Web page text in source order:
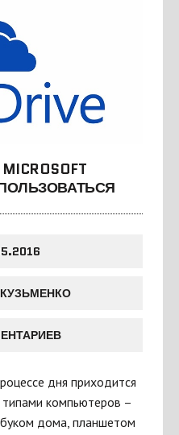
ПОЛЬЗОВАТЬСЯ
дня приходится
компьютеров –
дома, планшетом